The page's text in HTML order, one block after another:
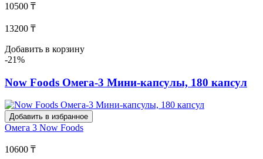
10500 ₸
13200 ₸
Добавить в корзину
-21%
Now Foods Омега-3 Мини-капсулы, 180 капсул
Добавить в избранное
Омега 3 Now Foods
10600 ₸